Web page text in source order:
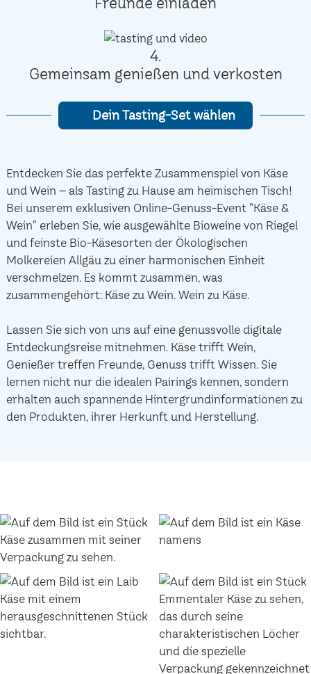
4.
Gemeinsam genießen und verkosten
Dein Tasting-Set wählen
Entdecken Sie das perfekte Zusammenspiel von Käse
und Wein – als Tasting zu Hause am heimischen Tisch!
Bei unserem exklusiven Online-Genuss-Event "Käse &
Wein" erleben Sie, wie ausgewählte Bioweine von Riegel
und feinste Bio-Käsesorten der Ökologischen
Molkereien Allgäu zu einer harmonischen Einheit
verschmelzen. Es kommt zusammen, was
zusammengehört: Käse zu Wein. Wein zu Käse.
Lassen Sie sich von uns auf eine genussvolle digitale
Entdeckungsreise mitnehmen. Käse trifft Wein,
Genießer treffen Freunde, Genuss trifft Wissen. Sie
lernen nicht nur die idealen Pairings kennen, sondern
erhalten auch spannende Hintergrundinformationen zu
den Produkten, ihrer Herkunft und Herstellung.